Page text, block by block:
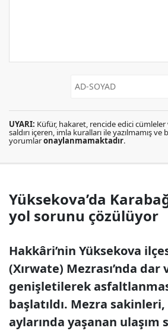
UYARI: Küfür, hakaret, rencide edici
saldırı içeren, imla kuralları ile yazılmamış
yorumlaronaylanmamaktadır.
Yüksekova’da
yol sorunu çözülüyor
Hakkâri’nin Yüksekova
(Xırwate) Mezrası’nda
genişletilerek
başlatıldı. Mezra
aylarında yaşanan ulaşım